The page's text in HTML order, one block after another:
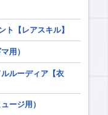
ト【レアスキル】
用）
ルーディア【衣
ージ用）